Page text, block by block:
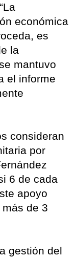
económica
es
la
mantuvo
el informe
consideran
por
6 de cada
apoyo
de 3
gestión del